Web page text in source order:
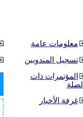
معلومات عامة
تسجيل المندوبين
المؤتمرات ذات
الصلة
غرفة الأخبار